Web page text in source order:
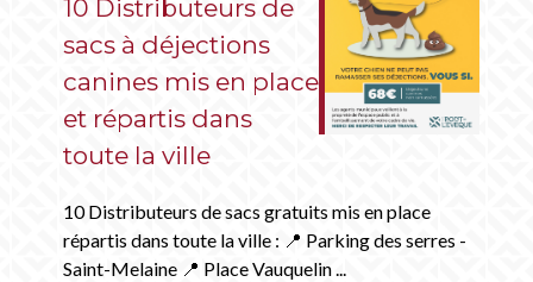
10 Distributeurs de
sacs à déjections
canines mis en place
et répartis dans
toute la ville
10 Distributeurs de sacs gratuits mis en place
répartis dans toute la ville : 📍 Parking des serres -
Saint-Melaine 📍 Place Vauquelin ...